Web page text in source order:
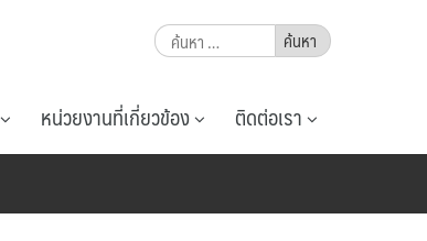
ค้นหา
สำหรับ:
หน่วยงานที่เกี่ยวข้อง ติดต่อเรา